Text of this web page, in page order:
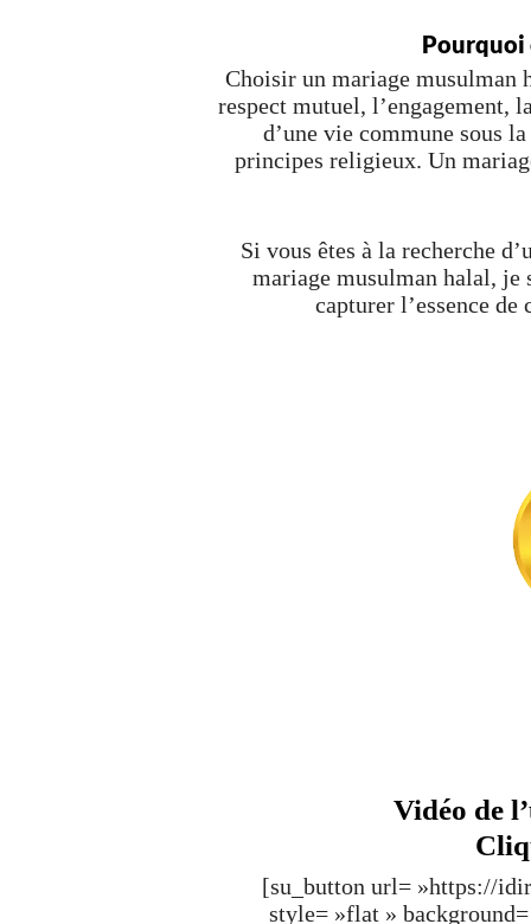
Pourquoi
Choisir un mariage musulman
respect mutuel, l’engagement,
d’une vie commune sous
principes religieux. Un
Si vous êtes à la recherche
mariage musulman halal, je
capturer l’essence
Vidéo de
[su_button url= »https://
style= »flat »